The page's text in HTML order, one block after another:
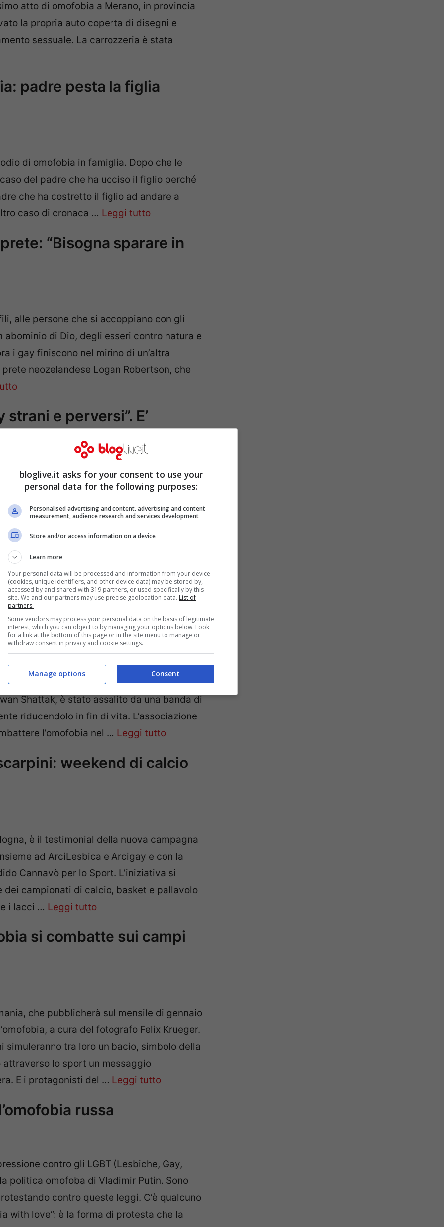
atto di omofobia a Merano, in provincia
la propria auto coperta di disegni e
sessuale. La carrozzeria è stata
padre pesta la figlia
di omofobia in famiglia. Dopo che le
del padre che ha ucciso il figlio perché
che ha costretto il figlio ad andare a
caso di cronaca … Leggi tutto
“Bisogna sparare in
alle persone che si accoppiano con gli
di Dio, degli esseri contro natura e
i gay finiscono nel mirino di un’altra
neozelandese Logan Robertson, che
strani e perversi”. E’
da Barbara Palombelli, torna al
una causa che ha visto come contendenti
la separazione dal marito e chiedeva
padre, perché da quando nel loro
tutto
ridotto in fin di vita dai
possono spiegare il bruttissimo e
a Malmoe: l’avvocato di “Football
Shattak, è stato assalito da una banda di
riducendolo in fin di vita. L’associazione
l’omofobia nel … Leggi tutto
weekend di calcio
è il testimonial della nuova campagna
ad ArciLesbica e Arcigay e con la
Cannavò per lo Sport. L’iniziativa si
campionati di calcio, basket e pallavolo
i lacci … Leggi tutto
si combatte sui campi
che pubblicherà sul mensile di gennaio
a cura del fotografo Felix Krueger.
tra loro un bacio, simbolo della
lo sport un messaggio
E i protagonisti del … Leggi tutto
russa
contro gli LGBT (Lesbiche, Gay,
politica omofoba di Vladimir Putin. Sono
contro queste leggi. C’è qualcuno
with love”: è la forma di protesta che la
bloglive.it asks for your consent to use your
personal data for the following purposes:
Personalised advertising and content, advertising and content
measurement, audience research and services development
Store and/or access information on a device
Learn more
Your personal data will be processed and information from your device
(cookies, unique identifiers, and other device data) may be stored by,
accessed by and shared with 319 partners, or used specifically by this
site. We and our partners may use precise geolocation data. List of
partners.
Some vendors may process your personal data on the basis of legitimate
interest, which you can object to by managing your options below. Look
for a link at the bottom of this page or in the site menu to manage or
withdraw consent in privacy and cookie settings.
Consent
Manage options